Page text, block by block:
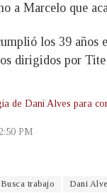
a Marcelo que
los 39 años
dirigidos por
de Dani Alves para
PM
Busca trabajo Dani